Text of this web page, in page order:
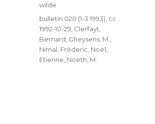
wilde
Catégories
bulletin 020 (1-3 1993) cc
1992-10-29 Clerfayt,
Bernard Gheysens, M.
Nimal, Fréderic Noël,
Etienne Noëth, M.